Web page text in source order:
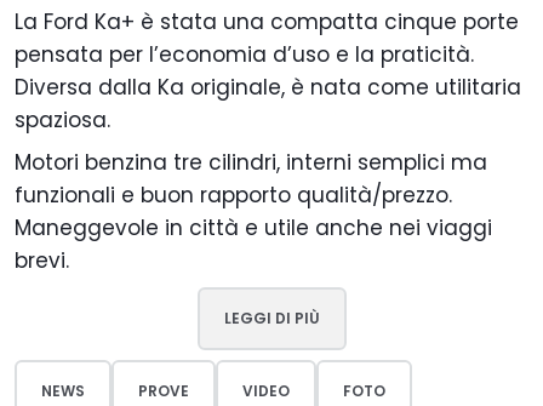
La Ford Ka+ è stata una compatta cinque porte
pensata per l’economia d’uso e la praticità.
Diversa dalla Ka originale, è nata come utilitaria
spaziosa.
Motori benzina tre cilindri, interni semplici ma
funzionali e buon rapporto qualità/prezzo.
Maneggevole in città e utile anche nei viaggi
brevi.
LEGGI DI PIÙ
NEWS PROVE VIDEO FOTO